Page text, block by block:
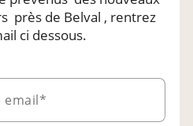
près de Belval , rentrez
ci dessous.
email*